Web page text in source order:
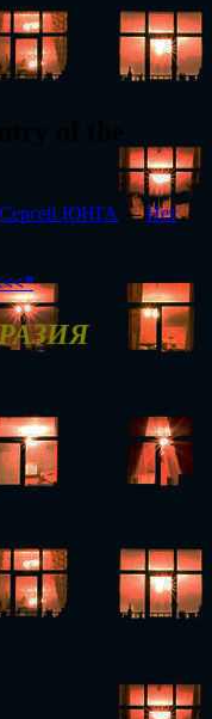
of the
Сергей ЮНГА —Нет